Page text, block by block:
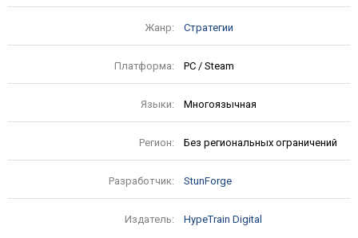
Жанр: Стратегии
Платформа: PC / Steam
Языки: Многоязычная
Регион: Без региональных ограничений
Разработчик: StunForge
Издатель: HypeTrain Digital